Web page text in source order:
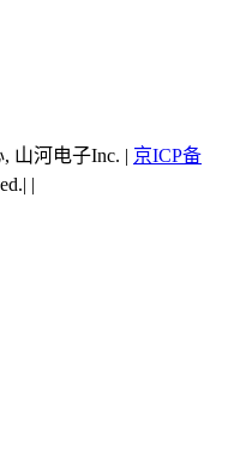
山河电子Inc. | 京ICP备
|